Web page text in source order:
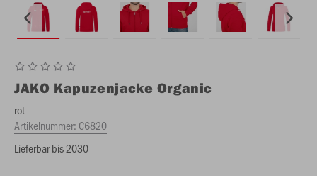
JAKO Kapuzenjacke Organic
rot
Artikelnummer: C6820
Lieferbar bis 2030